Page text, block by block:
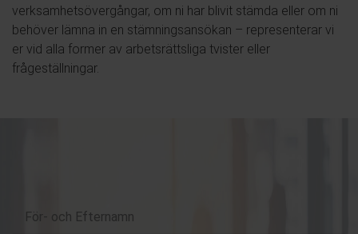
verksamhetsövergångar, om ni har blivit stämda eller om ni
behöver lämna in en stämningsansökan – representerar vi
er vid alla former av arbetsrättsliga tvister eller
frågeställningar.
och